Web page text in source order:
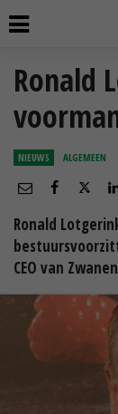
Ronald
NIEUWS ALGEMEEN
Ronald
CEO van